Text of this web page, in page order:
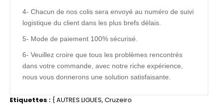
4- Chacun de nos colis sera envoyé au numéro de suivi
logistique du client dans les plus brefs délais.
5- Mode de paiement 100% sécurisé.
6- Veuillez croire que tous les problèmes rencontrés
dans votre commande, avec notre riche expérience,
nous vous donnerons une solution satisfaisante.
Etiquettes : {AUTRES LIGUES, Cruzeiro